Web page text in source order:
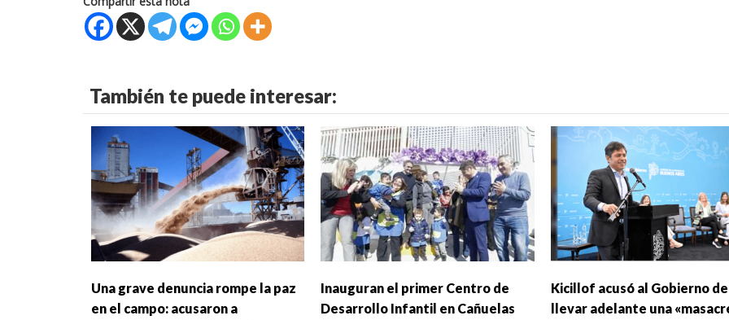
También te puede interesar:
Una grave denuncia rompe la paz
en el campo: acusaron a
Inauguran el primer Centro de
Desarrollo Infantil en Cañuelas
Kicillof acusó al Gobierno de
llevar adelante una